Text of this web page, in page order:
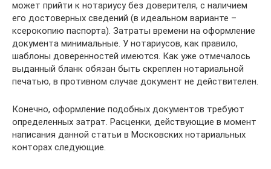
может прийти к нотариусу без доверителя, с наличием
его достоверных сведений (в идеальном варианте –
ксерокопию паспорта). Затраты времени на оформление
документа минимальные. У нотариусов, как правило,
шаблоны доверенностей имеются. Как уже отмечалось
выданный бланк обязан быть скреплен нотариальной
печатью, в противном случае документ не действителен.
Конечно, оформление подобных документов требуют
определенных затрат. Расценки, действующие в момент
написания данной статьи в Московских нотариальных
конторах следующие.